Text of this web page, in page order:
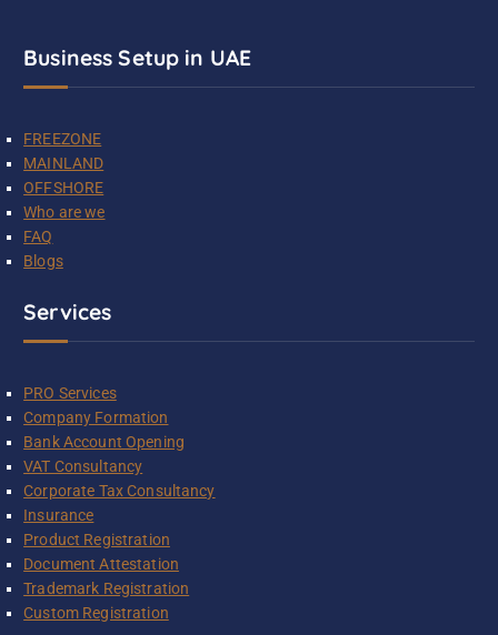
Business Setup in UAE
FREEZONE
MAINLAND
OFFSHORE
Who are we
FAQ
Blogs
Services
PRO Services
Company Formation
Bank Account Opening
VAT Consultancy
Corporate Tax Consultancy
Insurance
Product Registration
Document Attestation
Trademark Registration
Custom Registration